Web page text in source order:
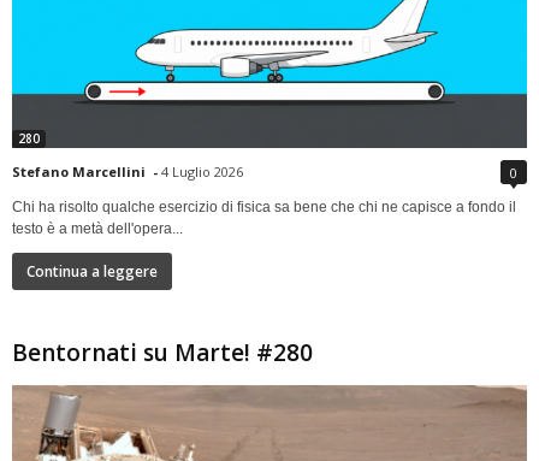
280
Stefano Marcellini - 4 Luglio 2026 0
Chi ha risolto qualche esercizio di fisica sa bene che chi ne capisce a fondo il
testo è a metà dell'opera...
Continua a leggere
Bentornati su Marte! #280